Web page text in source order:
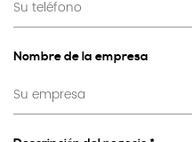
Nombre de la empresa